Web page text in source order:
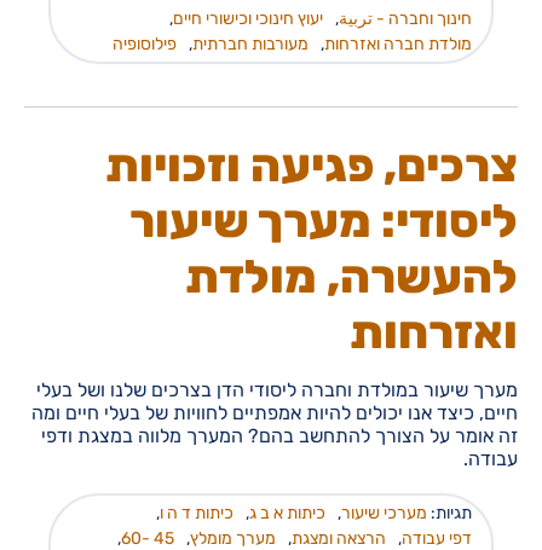
חינוך וחברה - تربية, יעוץ חינוכי וכישורי חיים,
מולדת חברה ואזרחות, מעורבות חברתית, פילוסופיה
צרכים, פגיעה וזכויות
ליסודי: מערך שיעור
להעשרה, מולדת
ואזרחות
מערך שיעור במולדת וחברה ליסודי הדן בצרכים שלנו ושל בעלי
חיים, כיצד אנו יכולים להיות אמפתיים לחוויות של בעלי חיים ומה
זה אומר על הצורך להתחשב בהם? המערך מלווה במצגת ודפי
עבודה.
תגיות: מערכי שיעור, כיתות א ב ג, כיתות ד ה ו,
דפי עבודה, הרצאה ומצגת, מערך מומלץ,
45 -60
,